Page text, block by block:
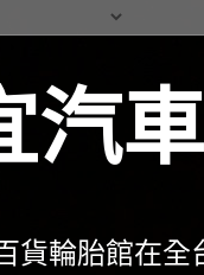
汽
貨輪胎館在